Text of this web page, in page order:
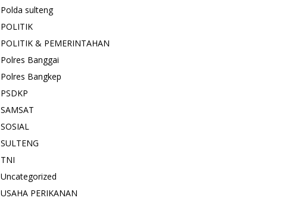
Polda sulteng
POLITIK
POLITIK & PEMERINTAHAN
Polres Banggai
Polres Bangkep
PSDKP
SAMSAT
SOSIAL
SULTENG
TNI
Uncategorized
USAHA PERIKANAN